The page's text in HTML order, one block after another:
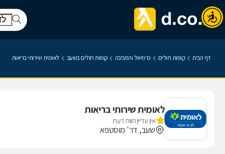
דף הבית קופות חולים כרמיאל והסביבה קופות חולים בשעב לאומית שירותי בריאות
לאומית שירותי בריאות
אין עדיין חוות דעת
שעב, דר' מוסטפא